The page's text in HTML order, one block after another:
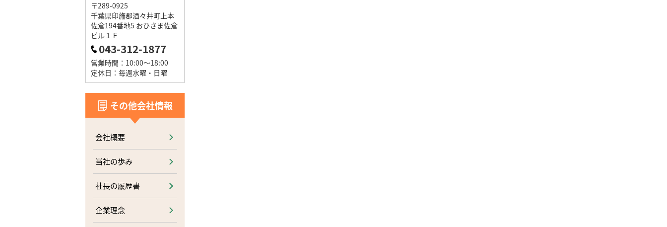
〒289-0925
千葉県印旛郡酒々井町上本
佐倉194番地5 おひさま佐倉
ビル１Ｆ
043-312-1877
営業時間：10:00～18:00
定休日：毎週水曜・日曜
その他会社情報
会社概要
当社の歩み
社長の履歴書
企業理念